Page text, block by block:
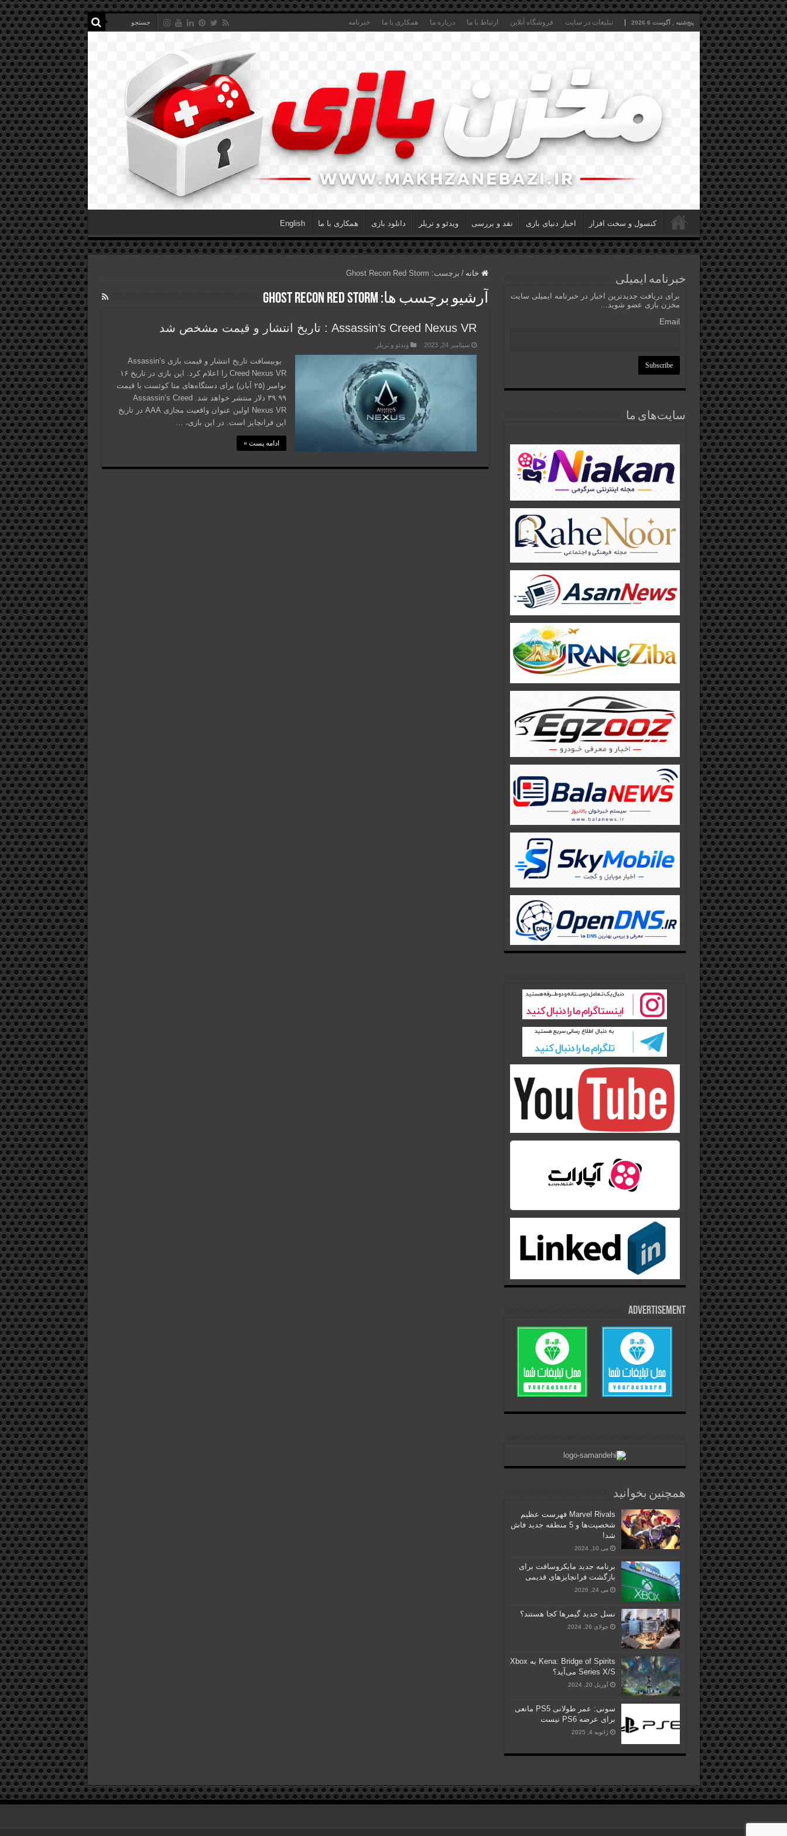
پنج‌شنبه , آگوست 6 2026 تبلیغات در سایت فروشگاه آنلاین ارتباط با ما درباره ما همکاری با ما خبرنامه
کنسول و سخت افزار اخبار دنیای بازی نقد و بررسی ویدئو و تریلر دانلود بازی همکاری با ما English
خانه / برچسب: Ghost Recon Red Storm
آرشیو برچسب ها: Ghost Recon Red Storm
Assassin’s Creed Nexus VR : تاریخ انتشار و قیمت مشخص شد
سپتامبر 24, 2023 ویدئو و تریلر
یوبیسافت تاریخ انتشار و قیمت بازی Assassin’s
Creed Nexus VR را اعلام کرد. این بازی در تاریخ ۱۶
نوامبر (۲۵ آبان) برای دستگاه‌های متا کوئست با قیمت
۳۹.۹۹ دلار منتشر خواهد شد. Assassin’s Creed
Nexus VR اولین عنوان واقعیت مجازی AAA در تاریخ
این فرانچایز است. در این بازی، …
ادامه پست »
خبرنامه ایمیلی
برای دریافت جدیدترین اخبار در خبرنامه ایمیلی سایت
مخزن بازی عضو شوید...
Email
سایت‌های ما
Advertisement
همچنین بخوانید
Marvel Rivals فهرست عظیم
شخصیت‌ها و 5 منطقه جدید فاش
شد!
می 10, 2024
برنامه جدید مایکروسافت برای
بازگشت فرانچایزهای قدیمی
می 24, 2026
نسل جدید گیمر‌ها کجا هستند؟
جولای 26, 2024
Kena: Bridge of Spirits به Xbox
Series X/S می‌آید؟
آوریل 20, 2024
سونی: عمر طولانی PS5 مانعی
برای عرضه PS6 نیست
ژانویه 4, 2025